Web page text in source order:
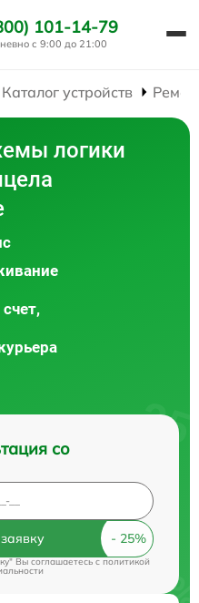
101-14-79
с 9:00 до 21:00
Каталог устройств
логики
со
Вы соглашаетесь cполитикой